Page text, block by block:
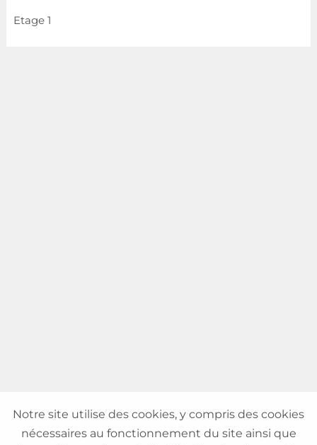
Etage 1
Notre site utilise des cookies, y compris des cookies
nécessaires au fonctionnement du site ainsi que